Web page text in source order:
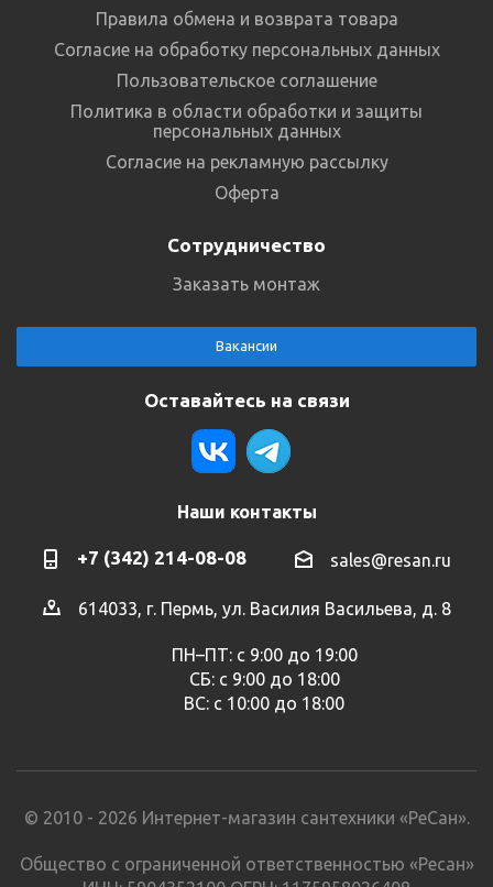
Правила обмена и возврата товара
Согласие на обработку персональных данных
Пользовательское соглашение
Политика в области обработки и защиты
персональных данных
Согласие на рекламную рассылку
Оферта
Сотрудничество
Заказать монтаж
Вакансии
Оставайтесь на связи
Наши контакты
+7 (342) 214-08-08 sales@resan.ru
614033, г. Пермь, ул. Василия Васильева, д. 8
ПН–ПТ: с 9:00 до 19:00
СБ: с 9:00 до 18:00
ВС: с 10:00 до 18:00
© 2010 - 2026 Интернет-магазин сантехники «РеСан».
Общество с ограниченной ответственностью «Ресан»